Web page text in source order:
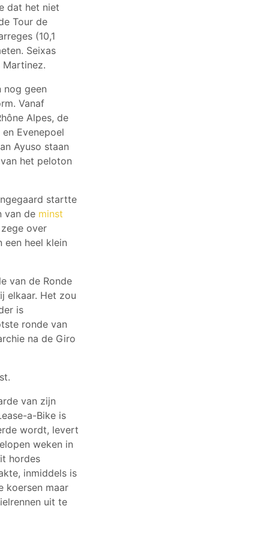
dat het niet
Tour de
(10,1
Seixas
nog geen
Vanaf
Alpes, de
Evenepoel
Ayuso staan
het peloton
startte
van de minst
over
een heel klein
van de Ronde
elkaar. Het zou
is
ronde van
na de Giro
van zijn
a-Bike is
wordt, levert
weken in
hordes
inmiddels is
koersen maar
uit te